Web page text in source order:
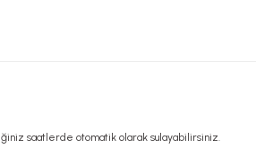
saatlerde otomatik olarak sulayabilirsiniz.